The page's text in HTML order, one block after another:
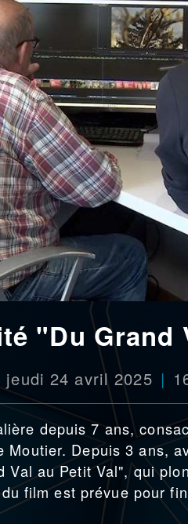
"Du Grand
jeudi 24 avril 2025
depuis 7 ans,
Depuis 3 ans,
au Petit Val", qui
film est prévue pour